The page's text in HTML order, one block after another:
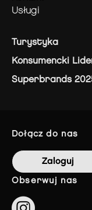
usługi
Turystyka
Konsumencki
Superbrands
dołącz do nas
Zaloguj
obserwuj nas